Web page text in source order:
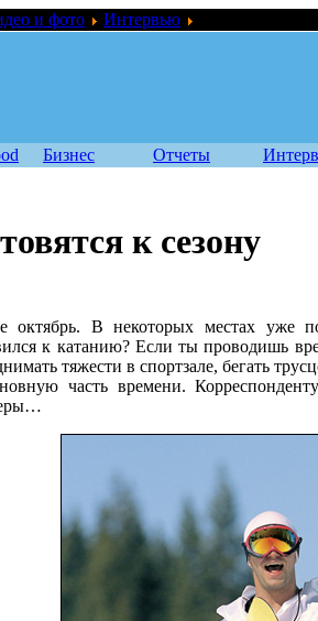
и фото Интервью
Бизнес Отчеты
к сезону
октябрь. В некоторых местах уже
к катанию? Если ты проводишь
тяжести в спортзале, бегать
часть времени.